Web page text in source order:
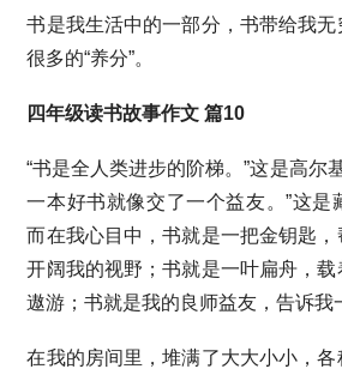
书是我生活中的一部分，书带给我
很多的“养分”。
四年级读书故事作文 篇10
“书是全人类进步的阶梯。”这是高尔
一本好书就像交了一个益友。”这是
而在我心目中，书就是一把金钥匙，
开阔我的视野；书就是一叶扁舟，
遨游；书就是我的良师益友，告诉我
在我的房间里，堆满了大大小小，